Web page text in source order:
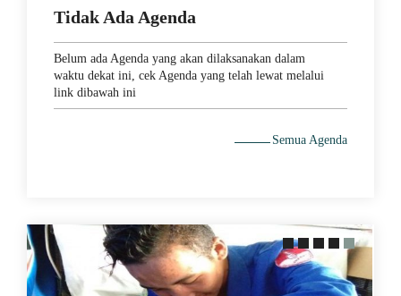
Tidak Ada Agenda
Belum ada Agenda yang akan dilaksanakan dalam
waktu dekat ini, cek Agenda yang telah lewat melalui
link dibawah ini
Semua Agenda